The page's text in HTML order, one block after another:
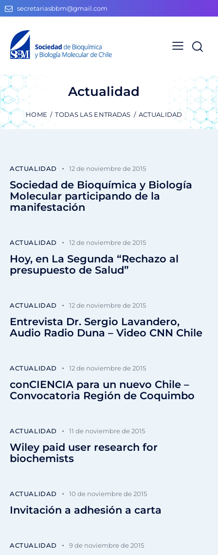
secretariasbbm@gmail.com
Actualidad
HOME TODAS LAS ENTRADAS ACTUALIDAD
ACTUALIDAD 12 de noviembre de 2015
Sociedad de Bioquímica y Biología
Molecular participando de la
manifestación
ACTUALIDAD 12 de noviembre de 2015
Hoy, en La Segunda “Rechazo al
presupuesto de Salud”
ACTUALIDAD 12 de noviembre de 2015
Entrevista Dr. Sergio Lavandero,
Audio Radio Duna – Video CNN Chile
ACTUALIDAD 12 de noviembre de 2015
conCIENCIA para un nuevo Chile –
Convocatoria Región de Coquimbo
ACTUALIDAD 11 de noviembre de 2015
Wiley paid user research for
biochemists
ACTUALIDAD 10 de noviembre de 2015
Invitación a adhesión a carta
ACTUALIDAD 9 de noviembre de 2015